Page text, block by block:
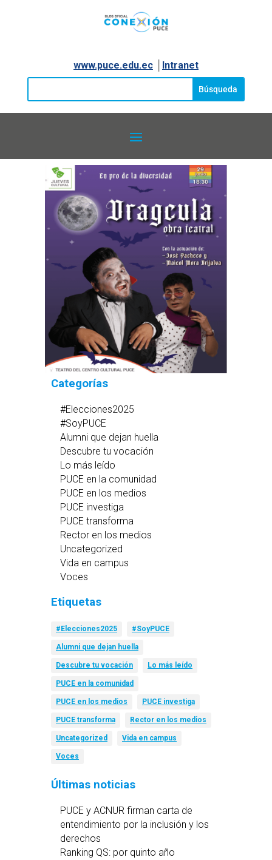
www.puce.edu.ec│ Intranet
Categorías
#Elecciones2025
#SoyPUCE
Alumni que dejan huella
Descubre tu vocación
Lo más leído
PUCE en la comunidad
PUCE en los medios
PUCE investiga
PUCE transforma
Rector en los medios
Uncategorized
Vida en campus
Voces
Etiquetas
#Elecciones2025 #SoyPUCE
Alumni que dejan huella
Descubre tu vocación Lo más leído
PUCE en la comunidad
PUCE en los medios PUCE investiga
PUCE transforma Rector en los medios
Uncategorized Vida en campus
Voces
Últimas noticias
PUCE y ACNUR firman carta de
entendimiento por la inclusión y los
derechos
Ranking QS: por quinto año